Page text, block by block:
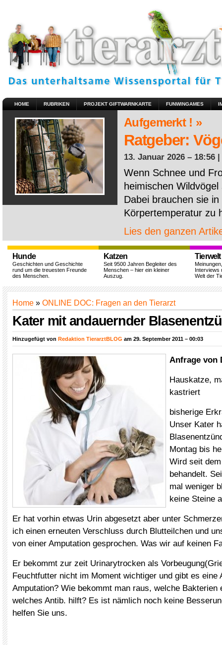
HOME RUBRIKEN PROJEKT GIFTWARNKARTE FUNWINGAMES
Aufgemerkt ! »
Ratgeber:
13. Januar 2026 – 18:56 |
Wenn Schnee und
heimischen
Dabei brauchen sie
Körpertemperatur zu
Lies den ganzen
Hunde
Geschichten und Geschichte
rund um die treuesten Freunde
des Menschen.
Katzen
Seit 9500 Jahren Begleiter des
Menschen – hier ein kleiner
Auszug.
Tierwelt
Interviews
Welt der
Home » ONLINE DOC: Fragen an den Tierarzt
Kater mit andauernder
Hinzugefügt von Redaktion TierarztBLOG am 29. September 2011 – 00:03
Anfrage von
Hauskatze,
kastriert
bisherige
Unser Kater
Montag bis
Wird seit
behandelt.
mal weniger
keine Steine
Er hat vorhin etwas Urin abgesetzt aber unter
ich einen erneuten Verschluss durch Blutteilchen und
von einer Amputation gesprochen. Was wir auf keinen
Er bekommt zur zeit Urinarytrocken als
Feuchtfutter nicht im Moment wichtiger und gibt es eine
Amputation? Wie bekommt man raus, welche Bakterien
welches Antib. hilft? Es ist nämlich noch keine
helfen Sie uns.